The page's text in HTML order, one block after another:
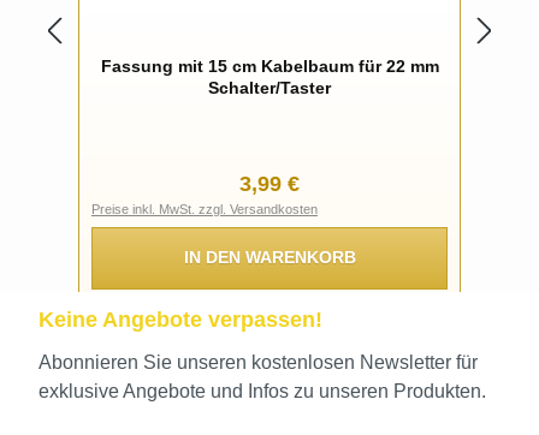
Fassung mit 15 cm Kabelbaum für 22 mm
Schalter/Taster
Regulärer Preis:
3,99 €
Preise inkl. MwSt. zzgl. Versandkosten
IN DEN WARENKORB
Keine Angebote verpassen!
Abonnieren Sie unseren kostenlosen Newsletter für
exklusive Angebote und Infos zu unseren Produkten.